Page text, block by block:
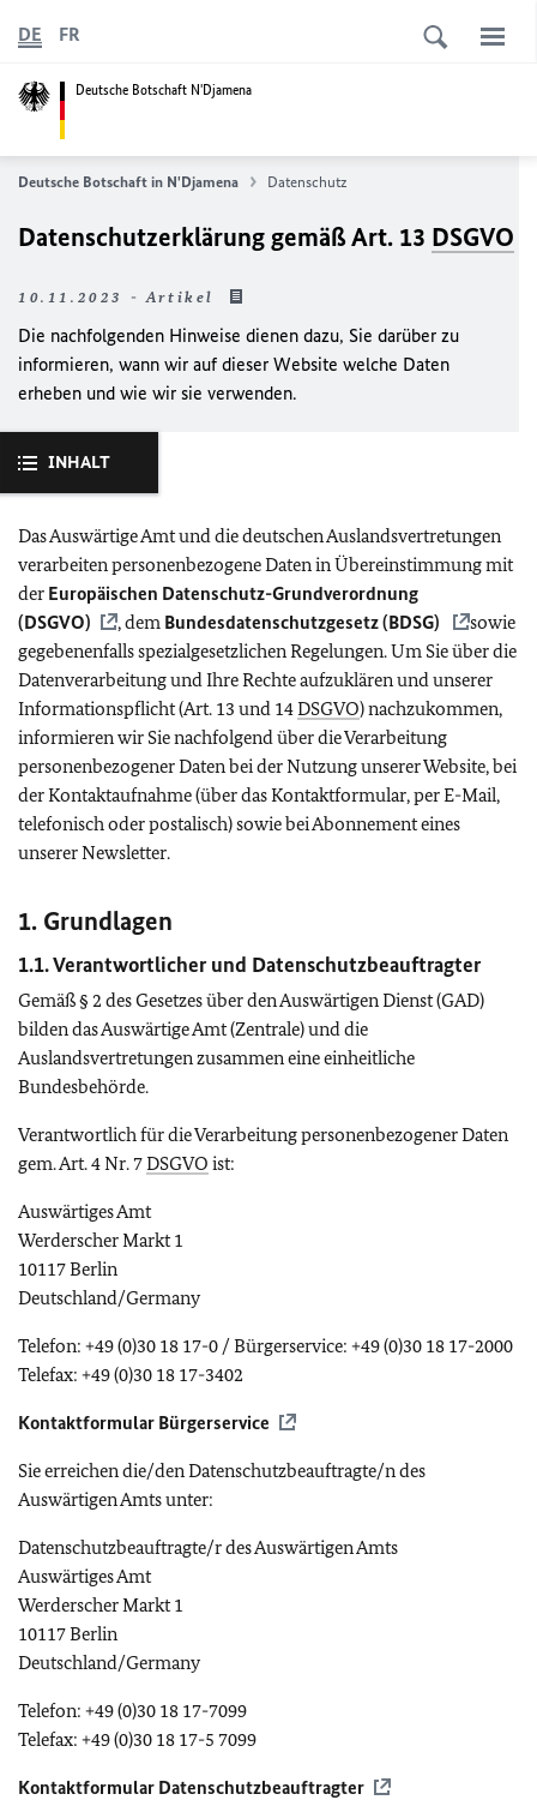
Deutsche Botschaft N'Djamena
DE FR
Deutsche Botschaft in N'Djamena Datenschutz
Datenschutzerklärung gemäß Art. 13 DSGVO
10.11.2023 - Artikel
Die nachfolgenden Hinweise dienen dazu, Sie darüber zu
informieren, wann wir auf dieser Website welche Daten
erheben und wie wir sie verwenden.
INHALT
Das Auswärtige Amt und die deutschen Auslandsvertretungen
verarbeiten personenbezogene Daten in Übereinstimmung mit
der Europäischen Datenschutz-Grundverordnung
(DSGVO) , dem Bundesdatenschutzgesetz (BDSG)
sowie
gegebenenfalls spezialgesetzlichen Regelungen. Um Sie über die
Datenverarbeitung und Ihre Rechte aufzuklären und unserer
Informationspflicht (Art. 13 und 14DSGVO) nachzukommen,
informieren wir Sie nachfolgend über die Verarbeitung
personenbezogener Daten bei der Nutzung unserer Website, bei
der Kontaktaufnahme (über das Kontaktformular, per E-Mail,
telefonisch oder postalisch) sowie bei Abonnement eines
unserer Newsletter.
1. Grundlagen
1.1. Verantwortlicher und Datenschutzbeauftragter
Gemäß § 2 des Gesetzes über den Auswärtigen Dienst (GAD)
bilden das Auswärtige Amt (Zentrale) und die
Auslandsvertretungen zusammen eine einheitliche
Bundesbehörde.
Verantwortlich für die Verarbeitung personenbezogener Daten
gem. Art. 4 Nr. 7DSGVO ist:
Auswärtiges Amt
Werderscher Markt 1
10117 Berlin
Deutschland/Germany
Telefon: +49 (0)30 18 17-0 / Bürgerservice: +49 (0)30 18 17-2000
Telefax: +49 (0)30 18 17-3402
Kontaktformular Bürgerservice
Sie erreichen die/den Datenschutzbeauftragte/n des
Auswärtigen Amts unter:
Datenschutzbeauftragte/r des Auswärtigen Amts
Auswärtiges Amt
Werderscher Markt 1
10117 Berlin
Deutschland/Germany
Telefon: +49 (0)30 18 17-7099
Telefax: +49 (0)30 18 17-5 7099
Kontaktformular Datenschutzbeauftragter